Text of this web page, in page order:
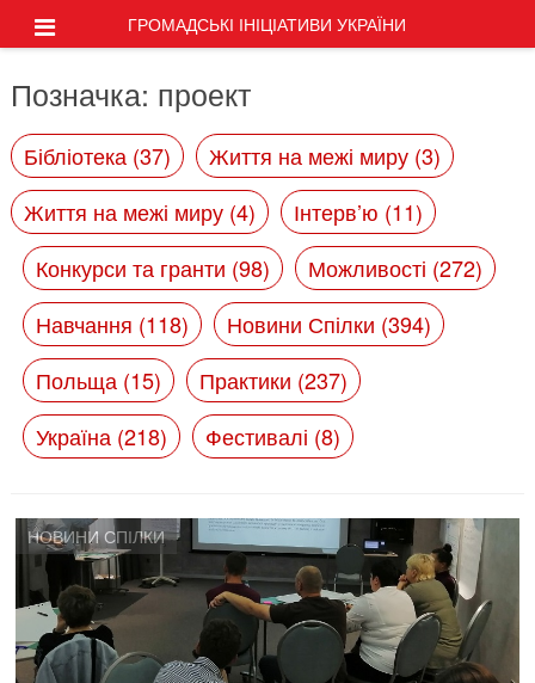
ГРОМАДСЬКІ ІНІЦІАТИВИ УКРАЇНИ
Позначка: проект
Бібліотека (37)
Життя на межі миру (3)
Життя на межі миру (4)
Інтерв’ю (11)
Конкурси та гранти (98)
Можливості (272)
Навчання (118)
Новини Спілки (394)
Польща (15)
Практики (237)
Україна (218)
Фестивалі (8)
НОВИНИ СПІЛКИ